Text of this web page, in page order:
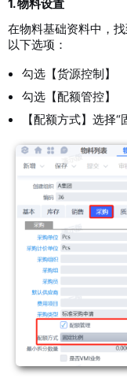
1. 物料设置
在物料基础资料中，
以下选项：
勾选【货源控制】
勾选【配额管控】
【配额方式】选择“